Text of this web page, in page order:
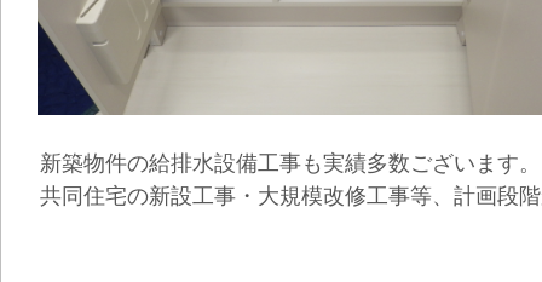
新築物件の給排水設備工事も実績多数ございます。
共同住宅の新設工事・大規模改修工事等、計画段